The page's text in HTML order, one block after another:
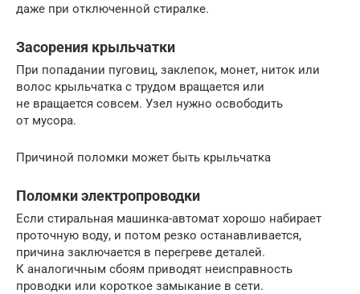
даже при отключенной стиралке.
Засорения крыльчатки
При попадании пуговиц, заклепок, монет, ниток или
волос крыльчатка с трудом вращается или
не вращается совсем. Узел нужно освободить
от мусора.
Причиной поломки может быть крыльчатка
Поломки электропроводки
Если стиральная машинка-автомат хорошо набирает
проточную воду, и потом резко останавливается,
причина заключается в перегреве деталей.
К аналогичным сбоям приводят неисправность
проводки или короткое замыкание в сети.